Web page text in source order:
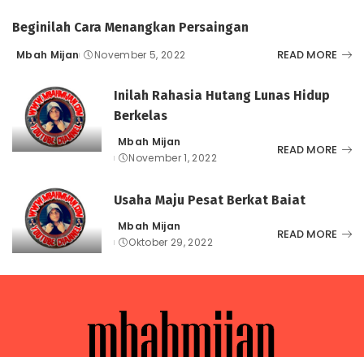
Beginilah Cara Menangkan Persaingan
Posted
Mbah Mijan November 5, 2022 READ MORE
Inilah Rahasia Hutang Lunas Hidup
Berkelas
Posted
by
Mbah Mijan
November 1, 2022
READ MORE
Usaha Maju Pesat Berkat Baiat
Posted
by
Mbah Mijan
Oktober 29, 2022
READ MORE